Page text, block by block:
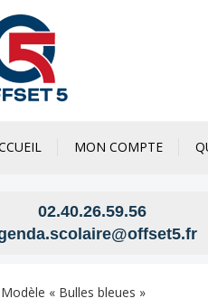
MON COMPTE
02.40.26.59.56
Modèle « Bulles bleues »